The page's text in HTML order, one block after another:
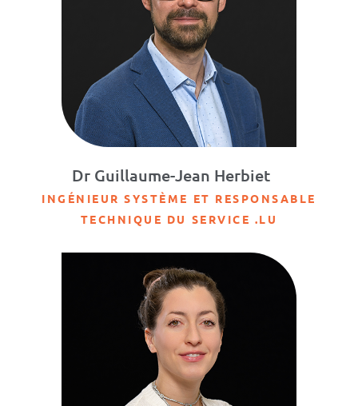
Dr Guillaume-Jean Herbiet
INGÉNIEUR SYSTÈME ET RESPONSABLE
TECHNIQUE DU SERVICE .LU